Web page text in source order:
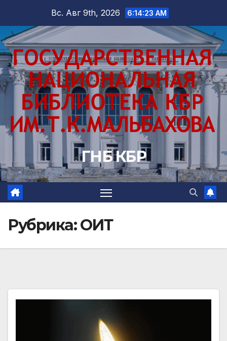
содержимому
Вс. Авг 9th, 2026 6:14:25 AM
ГНБ КБР
Рубрика:ОИТ